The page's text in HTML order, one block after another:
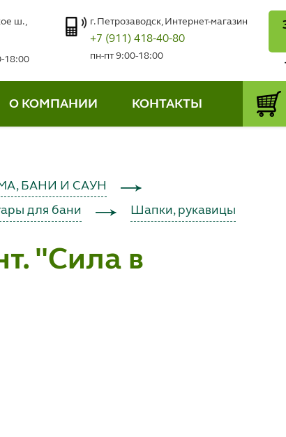
ш.,
18:00
г. Петрозаводск, Интернет-магазин
+7 (911) 418-40-80
пн-пт 9:00-18:00
О КОМПАНИИ КОНТАКТЫ
БАНИ И САУН
для бани Шапки, рукавицы
"Сила в